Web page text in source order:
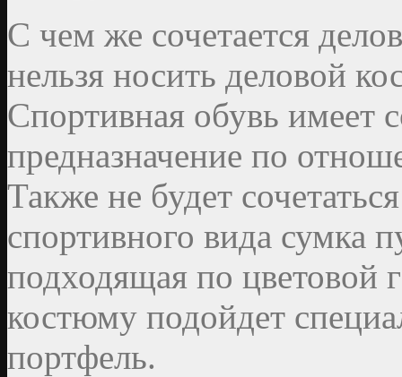
С чем же сочетается
нельзя носить деловой
Спортивная обувь имеет
предназначение по
Также не будет
спортивного вида сумка
подходящая по цветовой
костюму подойдет
портфель.